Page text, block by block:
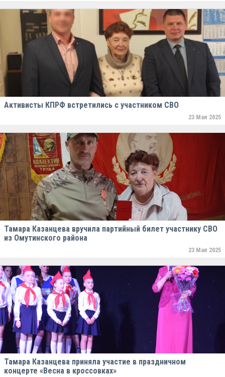
Активисты КПРФ встретились с участником СВО
23 Мая 2025
Тамара Казанцева вручила партийный билет участнику СВО
из Омутинского района
23 Мая 2025
Тамара Казанцева приняла участие в праздничном
концерте «Весна в кроссовках»